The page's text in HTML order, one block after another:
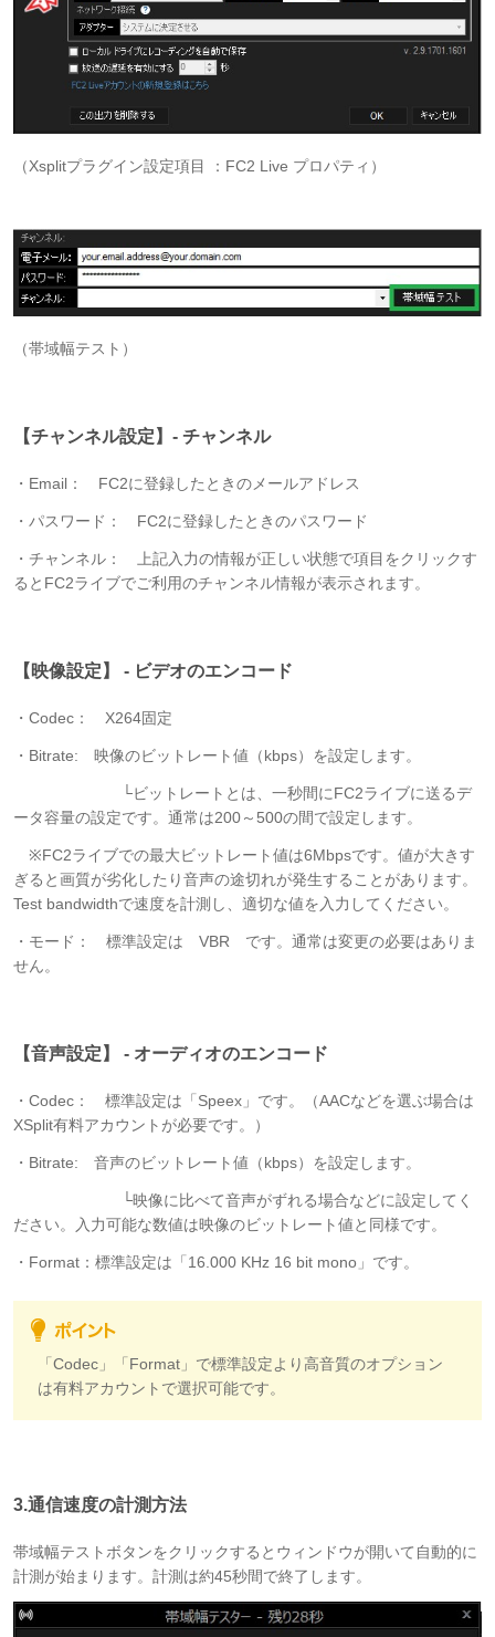
（Xsplitプラグイン設定項目 ：FC2 Live プロパティ）
（帯域幅テスト）
【チャンネル設定】- チャンネル
・Email： FC2に登録したときのメールアドレス
・パスワード： FC2に登録したときのパスワード
・チャンネル： 上記入力の情報が正しい状態で項目をクリックす
るとFC2ライブでご利用のチャンネル情報が表示されます。
【映像設定】 - ビデオのエンコード
・Codec： X264固定
・Bitrate: 映像のビットレート値（kbps）を設定します。
└ビットレートとは、一秒間にFC2ライブに送るデ
ータ容量の設定です。通常は200～500の間で設定します。
※FC2ライブでの最大ビットレート値は6Mbpsです。値が大きす
ぎると画質が劣化したり音声の途切れが発生することがあります。
Test bandwidthで速度を計測し、適切な値を入力してください。
・モード： 標準設定は VBR です。通常は変更の必要はありま
せん。
【音声設定】 - オーディオのエンコード
・Codec： 標準設定は「Speex」です。（AACなどを選ぶ場合は
XSplit有料アカウントが必要です。）
・Bitrate: 音声のビットレート値（kbps）を設定します。
└映像に比べて音声がずれる場合などに設定してく
ださい。入力可能な数値は映像のビットレート値と同様です。
・Format：標準設定は「16.000 KHz 16 bit mono」です。
「Codec」「Format」で標準設定より高音質のオプション
は有料アカウントで選択可能です。
3.通信速度の計測方法
帯域幅テストボタンをクリックするとウィンドウが開いて自動的に
計測が始まります。計測は約45秒間で終了します。